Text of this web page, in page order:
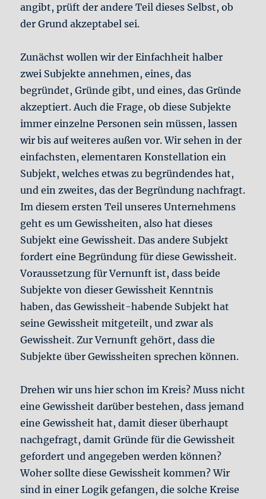
angibt, prüft der andere Teil dieses Selbst, ob
der Grund akzeptabel sei.
Zunächst wollen wir der Einfachheit halber
zwei Subjekte annehmen, eines, das
begründet, Gründe gibt, und eines, das Gründe
akzeptiert. Auch die Frage, ob diese Subjekte
immer einzelne Personen sein müssen, lassen
wir bis auf weiteres außen vor. Wir sehen in der
einfachsten, elementaren Konstellation ein
Subjekt, welches etwas zu begründendes hat,
und ein zweites, das der Begründung nachfragt.
Im diesem ersten Teil unseres Unternehmens
geht es um Gewissheiten, also hat dieses
Subjekt eine Gewissheit. Das andere Subjekt
fordert eine Begründung für diese Gewissheit.
Voraussetzung für Vernunft ist, dass beide
Subjekte von dieser Gewissheit Kenntnis
haben, das Gewissheit-habende Subjekt hat
seine Gewissheit mitgeteilt, und zwar als
Gewissheit. Zur Vernunft gehört, dass die
Subjekte über Gewissheiten sprechen können.
Drehen wir uns hier schon im Kreis? Muss nicht
eine Gewissheit darüber bestehen, dass jemand
eine Gewissheit hat, damit dieser überhaupt
nachgefragt, damit Gründe für die Gewissheit
gefordert und angegeben werden können?
Woher sollte diese Gewissheit kommen? Wir
sind in einer Logik gefangen, die solche Kreise